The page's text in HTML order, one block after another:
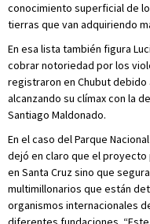
conocimiento superficial de
tierras que van adquiriendo
En esa lista también figura
cobrar notoriedad por los
registraron en Chubut
alcanzando su clímax con la
Santiago Maldonado.
En el caso del Parque
dejó en claro que el proyecto
en Santa Cruz sino que
multimillonarios que están
organismos internacionales